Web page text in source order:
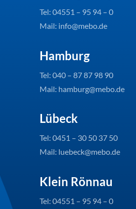
Tel: 04551 – 95 94 – 0
Mail: info@mebo.de
Hamburg
Tel: 040 – 87 87 98 90
Mail: hamburg@mebo.de
Lübeck
Tel: 0451 – 30 50 37 50
Mail: luebeck@mebo.de
Klein Rönnau
Tel: 04551 – 95 94 – 0